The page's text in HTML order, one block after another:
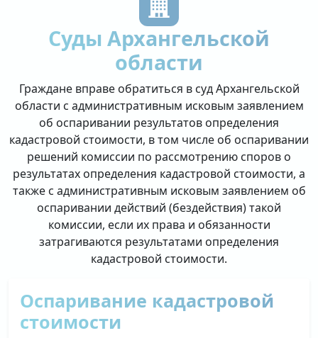
Суды Архангельской
области
Граждане вправе обратиться в суд Архангельской
области с административным исковым заявлением
об оспаривании результатов определения
кадастровой стоимости, в том числе об оспаривании
решений комиссии по рассмотрению споров о
результатах определения кадастровой стоимости, а
также с административным исковым заявлением об
оспаривании действий (бездействия) такой
комиссии, если их права и обязанности
затрагиваются результатами определения
кадастровой стоимости.
Оспаривание кадастровой
стоимости